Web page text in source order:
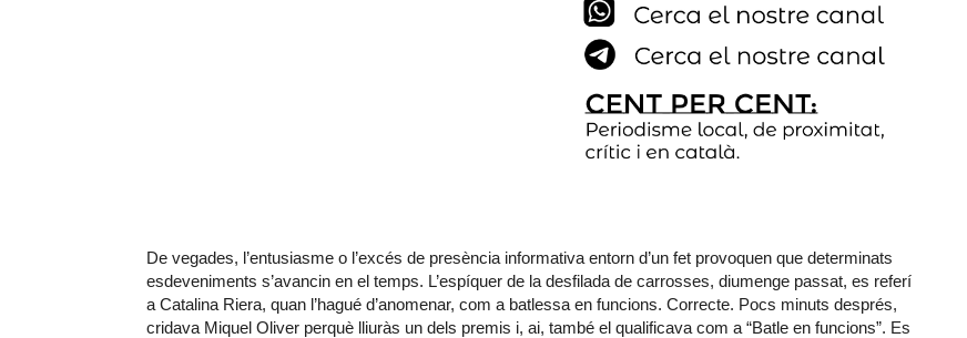
De vegades, l’entusiasme o l’excés de presència informativa entorn d’un fet provoquen que determinats
esdeveniments s’avancin en el temps. L’espíquer de la desfilada de carrosses, diumenge passat, es referí
a Catalina Riera, quan l’hagué d’anomenar, com a batlessa en funcions. Correcte. Pocs minuts després,
cridava Miquel Oliver perquè lliuràs un dels premis i, ai, també el qualificava com a “Batle en funcions”. Es